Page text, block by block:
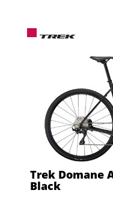
Trek Domane
Black